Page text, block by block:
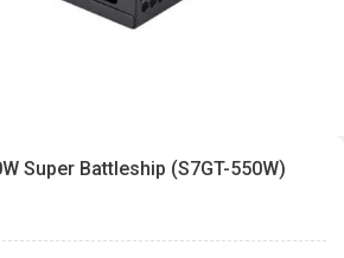
Super Battleship (S7GT-550W)